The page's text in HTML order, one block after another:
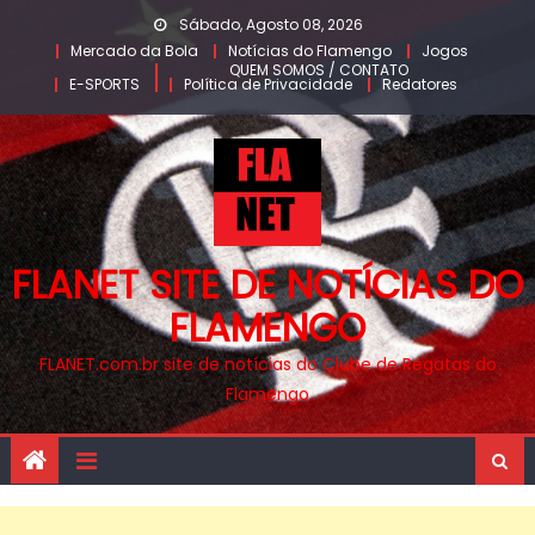
content
Sábado, Agosto 08, 2026
Mercado da Bola
Notícias do Flamengo
Jogos
E-SPORTS
QUEM SOMOS / CONTATO
Política de Privacidade Redatores
FLANET SITE DE NOTÍCIAS DO
FLAMENGO
FLANET.com.br site de notícias do Clube de Regatas do
Flamengo